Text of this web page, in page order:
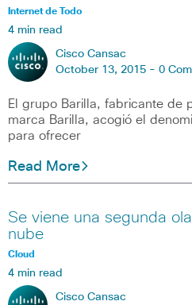
Internet de Todo
4 min read
Cisco Cansac
October 13, 2015 - 0
El grupo Barilla, fabricante de
marca Barilla, acogió el
para ofrecer
Read More
Se viene una segunda
nube
Cloud
4 min read
Cisco Cansac